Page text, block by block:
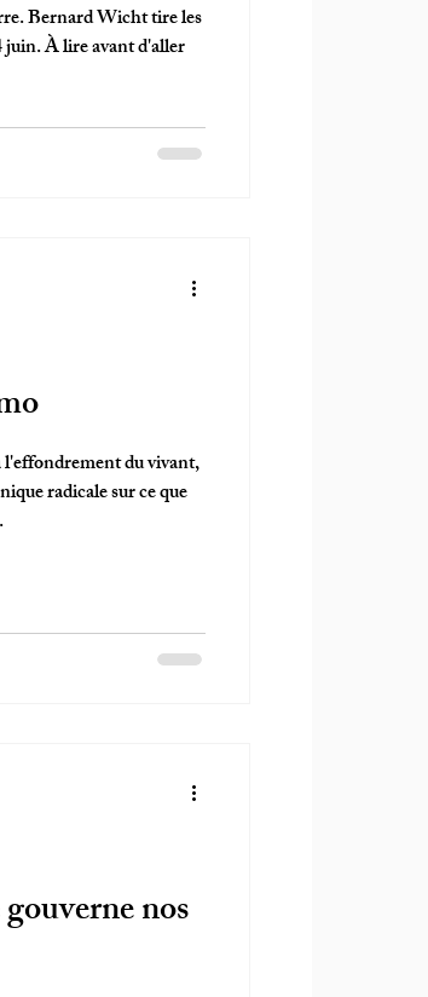
Bernard Wicht tire les
juin. À lire avant d'aller
du vivant,
radicale sur ce que
nos